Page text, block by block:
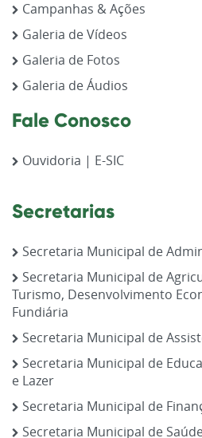
Campanhas & Ações
Galeria de Vídeos
Galeria de Fotos
Galeria de Áudios
Fale Conosco
Ouvidoria | E-SIC
Secretarias
Secretaria Municipal de
Secretaria Municipal de
Turismo, Desenvolvimento
Fundiária
Secretaria Municipal de
Secretaria Municipal de
e Lazer
Secretaria Municipal de
Secretaria Municipal de